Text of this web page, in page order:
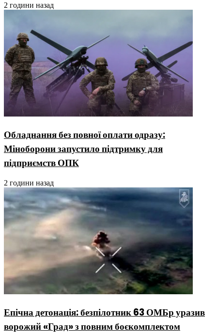
2 години назад
Обладнання без повної оплати одразу:
Міноборони запустило підтримку для
підприємств ОПК
2 години назад
Епічна детонація: безпілотник 63 ОМБр уразив
ворожий «Град» з повним боєкомплектом